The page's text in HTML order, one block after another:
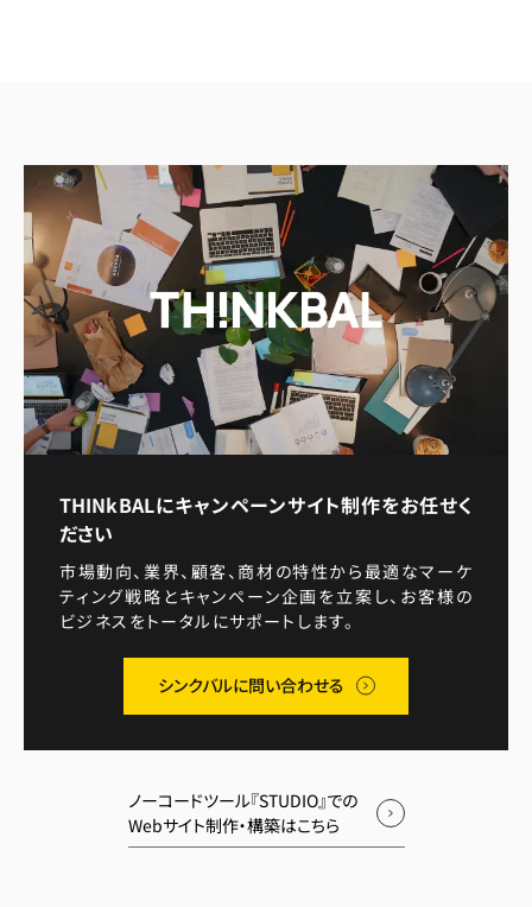
THINkBALにキャンペーンサイト制作をお任せく
ださい
市場動向、業界、顧客、商材の特性から最適なマーケ
ティング戦略とキャンペーン企画を立案し、お客様の
ビジネスをトータルにサポートします。
シンクバルに問い合わせる
ノーコードツール『STUDIO』での
Webサイト制作・構築はこちら